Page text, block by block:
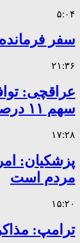
۵:۰۴
سفر
۲۱:۳۶
عراقچی:
سهم ۱۱ درصدی ایران از خزر
۱۷:۲۸
پزشکیان:
مردم است
۱۵:۲۰
ترامپ: